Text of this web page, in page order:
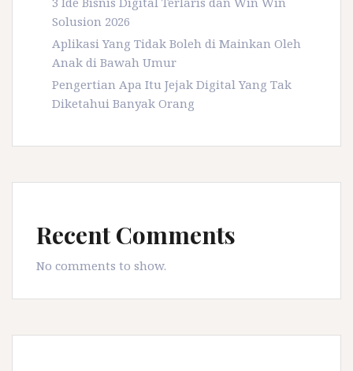
Solusion 2026
Aplikasi Yang Tidak Boleh di Mainkan Oleh
Anak di Bawah Umur
Pengertian Apa Itu Jejak Digital Yang Tak
Diketahui Banyak Orang
Recent Comments
No comments to show.